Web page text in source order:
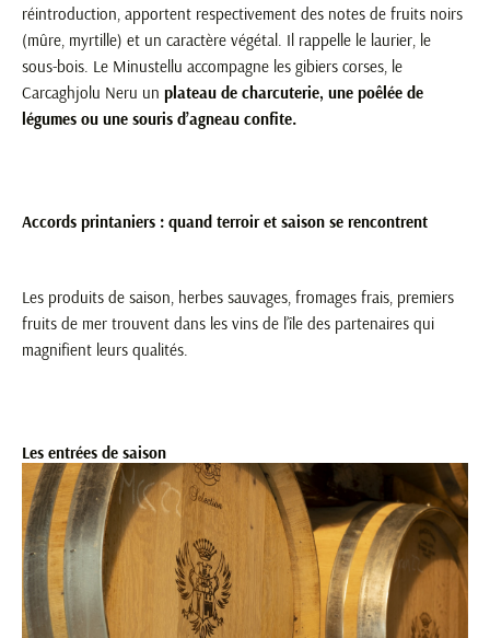
réintroduction, apportent respectivement des notes de fruits noirs
(mûre, myrtille) et un caractère végétal. Il rappelle le laurier, le
sous-bois. Le Minustellu accompagne les gibiers corses, le
Carcaghjolu Neru un plateau de charcuterie, une poêlée de
légumes ou une souris d’agneau confite.
Accords printaniers : quand terroir et saison se rencontrent
Les produits de saison, herbes sauvages, fromages frais, premiers
fruits de mer trouvent dans les vins de l’île des partenaires qui
magnifient leurs qualités.
Les entrées de saison